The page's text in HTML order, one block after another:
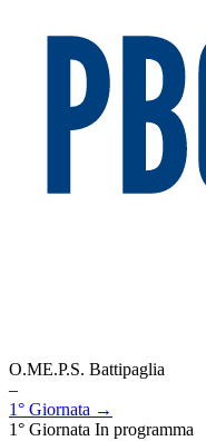
O.ME.P.S. Battipaglia
–
1° Giornata →
1° Giornata In programma